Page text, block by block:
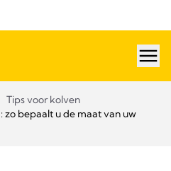
Tips voor kolven
zo bepaalt u de maat van uw